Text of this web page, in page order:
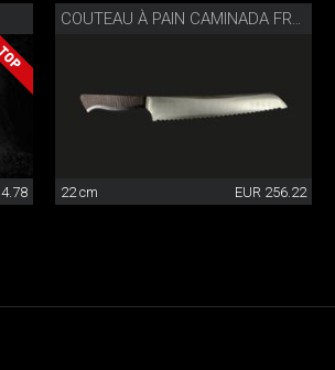
COUTEAU À PAIN CAMINADA FRÊNE
22 cm EUR 256.22